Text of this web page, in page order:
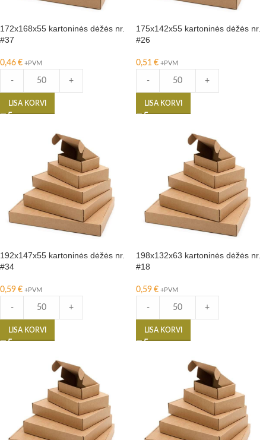
172x168x55 kartoninės dėžės nr.
#37
0,46 € +PVM
- +
LISA KORVI
175x142x55 kartoninės dėžės nr.
#26
0,51 € +PVM
- +
LISA KORVI
192x147x55 kartoninės dėžės nr.
#34
0,59 € +PVM
- +
LISA KORVI
198x132x63 kartoninės dėžės nr.
#18
0,59 € +PVM
- +
LISA KORVI